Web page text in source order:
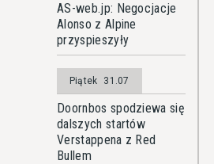
AS-web.jp: Negocjacje
Alonso z Alpine
przyspieszyły
Piątek 31.07
Doornbos spodziewa się
dalszych startów
Verstappena z Red
Bullem